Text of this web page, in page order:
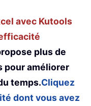
avec Kutools
plus de
pour améliorer
temps.Cliquez
dont vous avez